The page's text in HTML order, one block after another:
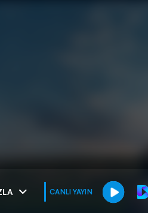
CANLI YAYIN
muhteşem ikili